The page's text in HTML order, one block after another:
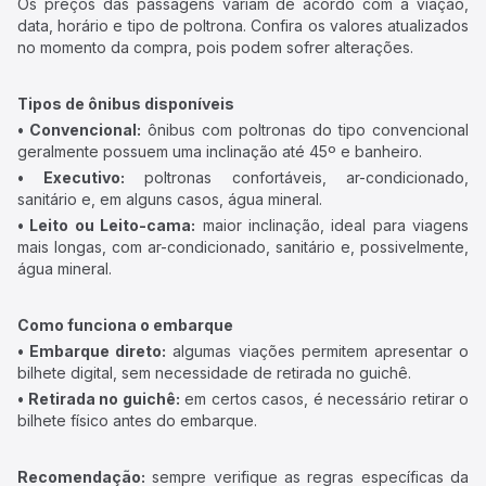
Os preços das passagens variam de acordo com a viação,
data, horário e tipo de poltrona. Confira os valores atualizados
no momento da compra, pois podem sofrer alterações.
Tipos de ônibus disponíveis
• Convencional: ônibus com poltronas do tipo convencional
geralmente possuem uma inclinação até 45º e banheiro.
• Executivo: poltronas confortáveis, ar-condicionado,
sanitário e, em alguns casos, água mineral.
• Leito ou Leito-cama: maior inclinação, ideal para viagens
mais longas, com ar-condicionado, sanitário e, possivelmente,
água mineral.
Como funciona o embarque
• Embarque direto: algumas viações permitem apresentar o
bilhete digital, sem necessidade de retirada no guichê.
• Retirada no guichê: em certos casos, é necessário retirar o
bilhete físico antes do embarque.
Recomendação: sempre verifique as regras específicas da